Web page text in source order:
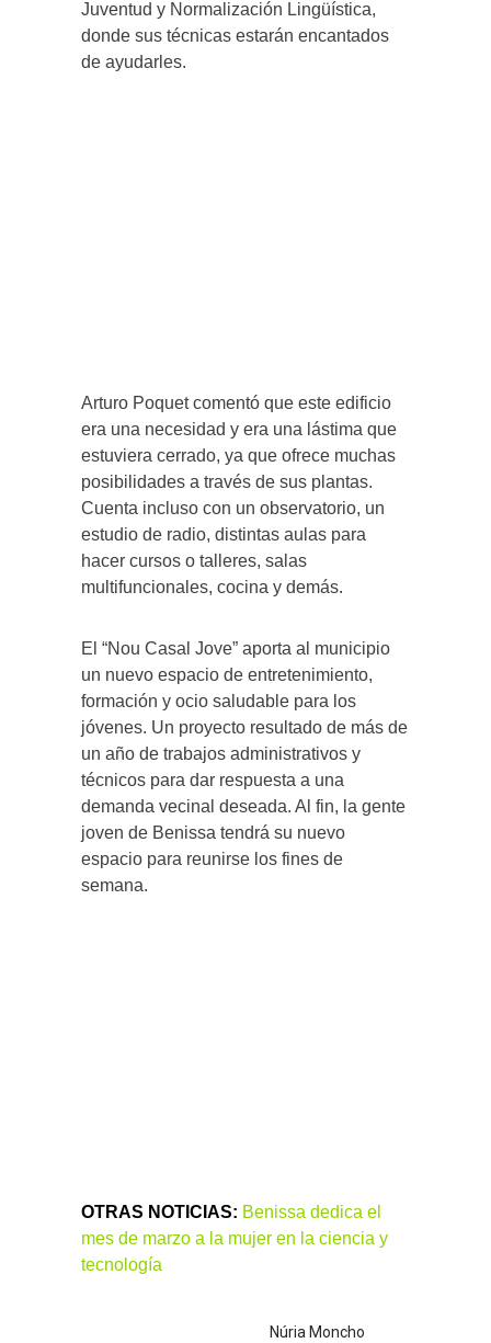
Juventud y Normalización Lingüística,
donde sus técnicas estarán encantados
de ayudarles.
Arturo Poquet comentó que este edificio
era una necesidad y era una lástima que
estuviera cerrado, ya que ofrece muchas
posibilidades a través de sus plantas.
Cuenta incluso con un observatorio, un
estudio de radio, distintas aulas para
hacer cursos o talleres, salas
multifuncionales, cocina y demás.
El “Nou Casal Jove” aporta al municipio
un nuevo espacio de entretenimiento,
formación y ocio saludable para los
jóvenes. Un proyecto resultado de más de
un año de trabajos administrativos y
técnicos para dar respuesta a una
demanda vecinal deseada. Al fin, la gente
joven de Benissa tendrá su nuevo
espacio para reunirse los fines de
semana.
OTRAS NOTICIAS: Benissa dedica el
mes de marzo a la mujer en la ciencia y
tecnología
Núria Moncho